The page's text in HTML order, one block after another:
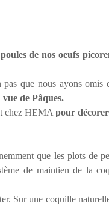
poules de nos oeufs
que nous ayons omis
de Pâques.
chez HEMA pour
que les plots de
de maintien de la
Sur une coquille